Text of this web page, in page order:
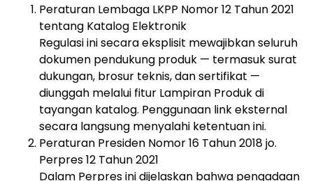
Peraturan Lembaga LKPP Nomor 12 Tahun 2021
tentang Katalog Elektronik
Regulasi ini secara eksplisit mewajibkan seluruh
dokumen pendukung produk — termasuk surat
dukungan, brosur teknis, dan sertifikat —
diunggah melalui fitur Lampiran Produk di
tayangan katalog. Penggunaan link eksternal
secara langsung menyalahi ketentuan ini.
Peraturan Presiden Nomor 16 Tahun 2018 jo.
Perpres 12 Tahun 2021
Dalam Perpres ini dijelaskan bahwa pengadaan